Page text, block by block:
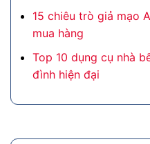
15 chiêu trò giả mạo
mua hàng
Top 10 dụng cụ nhà
đình hiện đại